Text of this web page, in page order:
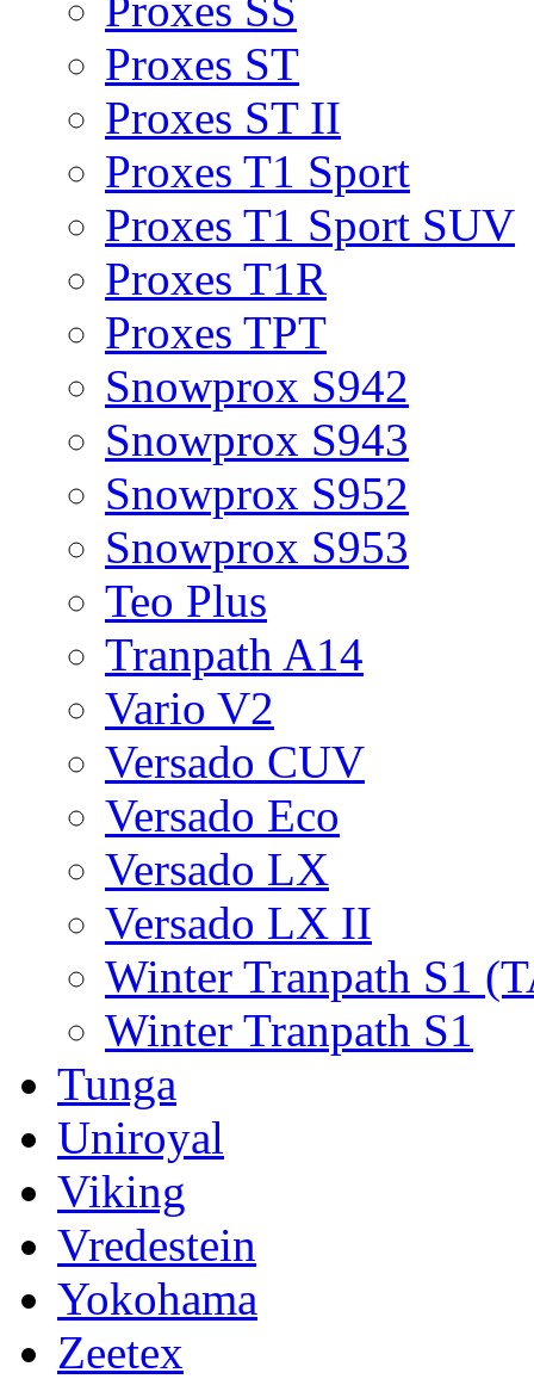
Proxes ST
Proxes ST II
Proxes T1 Sport
Proxes T1 Sport SUV
Proxes T1R
Proxes TPT
Snowprox S942
Snowprox S943
Snowprox S952
Snowprox S953
Teo Plus
Tranpath A14
Vario V2
Versado CUV
Versado Eco
Versado LX
Versado LX II
Winter Tranpath S1
Winter Tranpath S1
Tunga
Uniroyal
Viking
Vredestein
Yokohama
Zeetex